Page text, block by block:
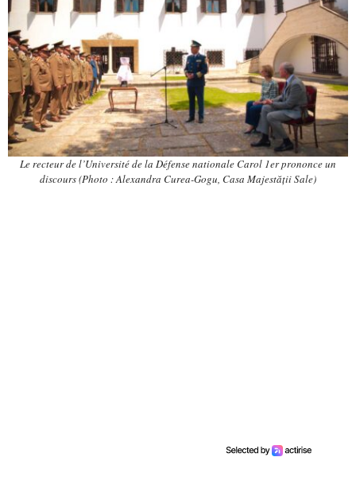
Le recteur de l’Université de la Défense nationale Carol 1er prononce un
discours (Photo : Alexandra Curea-Gogu, Casa Majestății Sale)